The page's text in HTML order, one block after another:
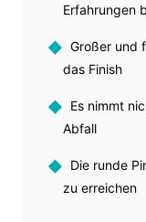
Erfahrungen
◆ Großer und
das Finish
◆ Es nimmt
Abfall
◆ Die runde
zu erreichen